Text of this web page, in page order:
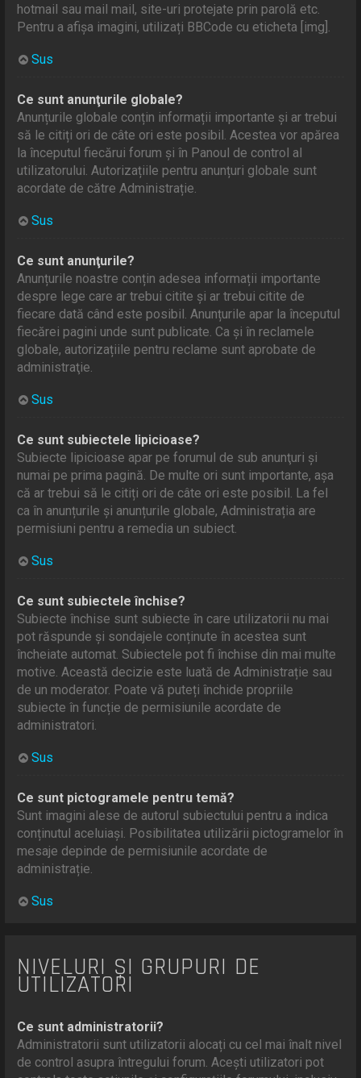
hotmail sau mail mail, site-uri protejate prin parolă etc.
Pentru a afișa imagini, utilizați BBCode cu eticheta [img].
Sus
Ce sunt anunţurile globale?
Anunțurile globale conțin informații importante și ar trebui
să le citiți ori de câte ori este posibil. Acestea vor apărea
la începutul fiecărui forum și în Panoul de control al
utilizatorului. Autorizațiile pentru anunțuri globale sunt
acordate de către Administrație.
Sus
Ce sunt anunţurile?
Anunțurile noastre conțin adesea informații importante
despre lege care ar trebui citite și ar trebui citite de
fiecare dată când este posibil. Anunțurile apar la începutul
fiecărei pagini unde sunt publicate. Ca și în reclamele
globale, autorizațiile pentru reclame sunt aprobate de
administraţie.
Sus
Ce sunt subiectele lipicioase?
Subiecte lipicioase apar pe forumul de sub anunţuri și
numai pe prima pagină. De multe ori sunt importante, așa
că ar trebui să le citiți ori de câte ori este posibil. La fel
ca în anunțurile și anunțurile globale, Administrația are
permisiuni pentru a remedia un subiect.
Sus
Ce sunt subiectele închise?
Subiecte închise sunt subiecte în care utilizatorii nu mai
pot răspunde și sondajele conținute în acestea sunt
încheiate automat. Subiectele pot fi închise din mai multe
motive. Această decizie este luată de Administrație sau
de un moderator. Poate vă puteți închide propriile
subiecte în funcție de permisiunile acordate de
administratori.
Sus
Ce sunt pictogramele pentru temă?
Sunt imagini alese de autorul subiectului pentru a indica
conținutul aceluiași. Posibilitatea utilizării pictogramelor în
mesaje depinde de permisiunile acordate de
administrație.
Sus
NIVELURI ȘI GRUPURI DE
UTILIZATORI
Ce sunt administratorii?
Administratorii sunt utilizatorii alocați cu cel mai înalt nivel
de control asupra întregului forum. Acești utilizatori pot